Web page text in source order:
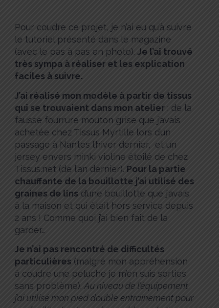
Pour coudre ce projet, je n’ai eu qu’à suivre
le tutoriel présenté dans le magazine
(avec le pas à pas en photo). Je l’ai trouvé
très sympa à réaliser et les explication
faciles à suivre.
J’ai réalisé mon modèle à partir de tissus
qui se trouvaient dans mon atelier : de la
fausse fourrure mouton grise que j’avais
achetée chez Tissus Myrtille lors d’un
passage à Nantes l’hiver dernier, et un
jersey envers minki violine étoilé de chez
Tissus.net (de l’an dernier). Pour la partie
chauffante de la bouillotte j’ai utilisé des
graines de lins d’une bouillotte que j’avais
à la maison et qui était hors service depuis
2 ans ! Comme quoi j’ai bien fait de la
garder…
Je n’ai pas rencontré de difficultés
particulières (malgré mon appréhension
à coudre une peluche je m’en suis sorties
sans problème). Au niveau de l’équipement
j’ai utilisé mon pied double entrainement pour